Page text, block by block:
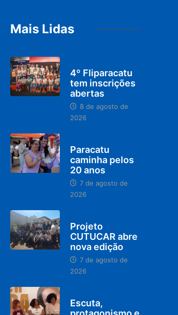
Mais Lidas
4º Fliparacatu
tem inscrições
abertas
8 de agosto de
2026
Paracatu
caminha pelos
20 anos
7 de agosto de
2026
Projeto
CUTUCAR abre
nova edição
7 de agosto de
2026
Escuta,